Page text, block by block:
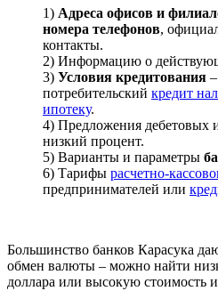
1) Адреса офисов и
номера телефонов,
контакты.
2) Информацию о
3) Условия кредитования
потребительский кредит
ипотеку.
4) Предложения дебетовых
низкий процент.
5) Варианты и параметры
6) Тарифы расчетно-
предпринимателей или
Большинство банков Карасука
обмен валюты – можно найти
доллара или высокую стоимость